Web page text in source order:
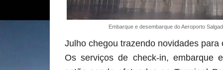
Embarque e desembarque do Aeroporto
Julho chegou trazendo novidades
Os serviços de check-in, embarque